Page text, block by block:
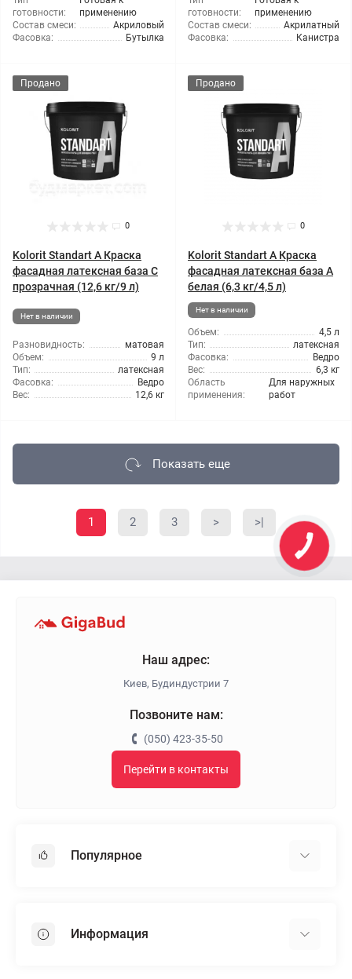
готовности:
применению
Состав смеси:
Акриловый
Фасовка:
Бутылка
готовности:
применению
Состав смеси:
Акрилатный
Фасовка:
Канистра
Продано
0
Kolorit Standart A Краска
фасадная латексная база С
прозрачная (12,6 кг/9 л)
Нет в наличии
Разновидность:
матовая
Объем:
9 л
Тип:
латексная
Фасовка:
Ведро
Вес:
12,6 кг
Продано
0
Kolorit Standart A Краска
фасадная латексная база А
белая (6,3 кг/4,5 л)
Нет в наличии
Объем:
4,5 л
Тип:
латексная
Фасовка:
Ведро
Вес:
6,3 кг
Область
применения:
Для наружных
работ
Показать еще
1 2 3 > >|
Наш адрес:
Киев, Будиндустрии 7
Позвоните нам:
(050) 423-35-50
Перейти в контакты
Популярное
Пенопласт
Информация